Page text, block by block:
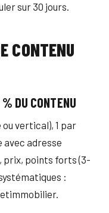
sur 30 jours.
CONTENU
DU CONTENU
vertical), 1 par
avec adresse
prix, points forts (3-
: